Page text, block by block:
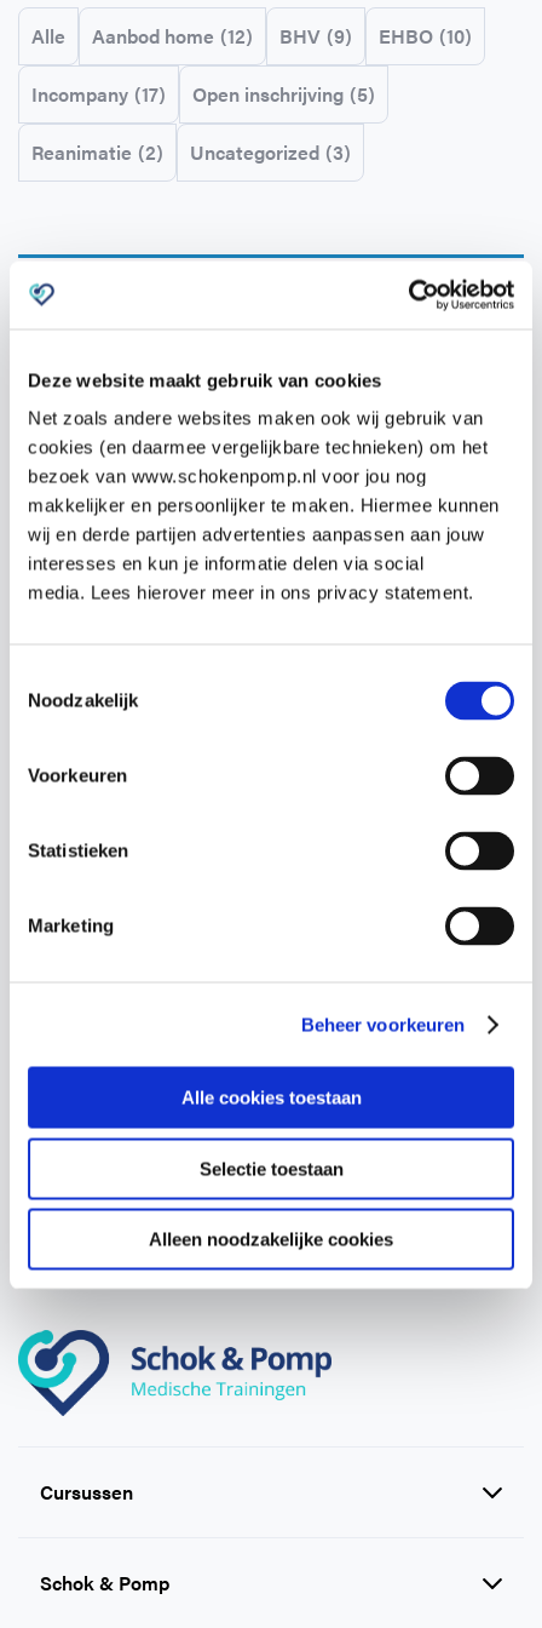
Deze website maakt gebruik van cookies
Net zoals andere websites maken ook wij gebruik van
cookies (en daarmee vergelijkbare technieken) om het
bezoek van www.schokenpomp.nl voor jou nog
makkelijker en persoonlijker te maken. Hiermee kunnen
wij en derde partijen advertenties aanpassen aan jouw
interesses en kun je informatie delen via social
media. Lees hierover meer in ons privacy statement.
Noodzakelijk
Voorkeuren
Statistieken
Marketing
Beheer voorkeuren
Alle cookies toestaan
Selectie toestaan
Alleen noodzakelijke cookies
Horeca
Onderwijs
BHV voor retail en winkels
BHV voor de Horeca
BHV voor Primair Onderwijs
EHBO voor (para-)medici
EHBO voor de Kraamzorg
EHBO voor Sportclubs
Reanimatie en AED voor (para-) medici
Over Ons
Nieuws
Levensreddend handelen voor iedereen
Contact
Klantenservice veelgestelde vragen
Zakelijk veelgestelde vragen
Direct boeken
Inloggen
Incompany offerte
Alle Aanbod home (12) BHV (9) EHBO (10)
Incompany (17) Open inschrijving (5)
Reanimatie (2) Uncategorized (3)
No products were found matching your
Vragen over onze cursussen?
jouw organisatie.
training op locatie, afgestemd op jouw
Vraag een offerte aan
Cursussen
EHBO cursussen
Schok & Pomp